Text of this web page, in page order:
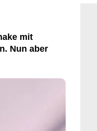
Artikel
mit
Nun aber